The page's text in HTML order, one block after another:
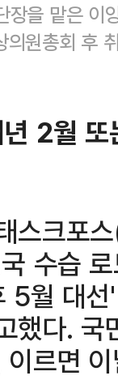
장을 맡은 이
의원총회 후
2월
스크포
수습
월 대
했다.
르면